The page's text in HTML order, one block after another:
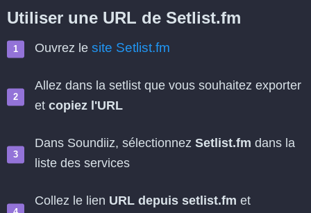
Utiliser une URL de Setlist.fm
Ouvrez le site Setlist.fm
Allez dans la setlist que vous souhaitez exporter
et copiez l'URL
Dans Soundiiz, sélectionnez Setlist.fm dans la
liste des services
Collez le lien URL depuis setlist.fm et